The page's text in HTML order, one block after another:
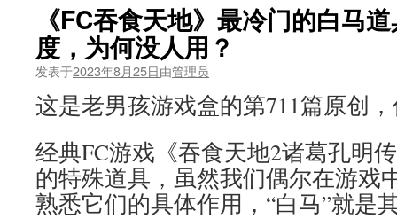
《FC吞食天地》最冷门的白马
度，为何没人用？
发表于2023年8月25日由管理员
这是老男孩游戏盒的第711篇原创
经典FC游戏《吞食天地2诸葛孔明
的特殊道具，虽然我们偶尔在游戏
熟悉它们的具体作用，“白马”就是